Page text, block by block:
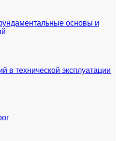
основы и
в технической эксплуатации